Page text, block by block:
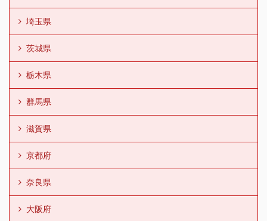
埼玉県
茨城県
栃木県
群馬県
滋賀県
京都府
奈良県
大阪府